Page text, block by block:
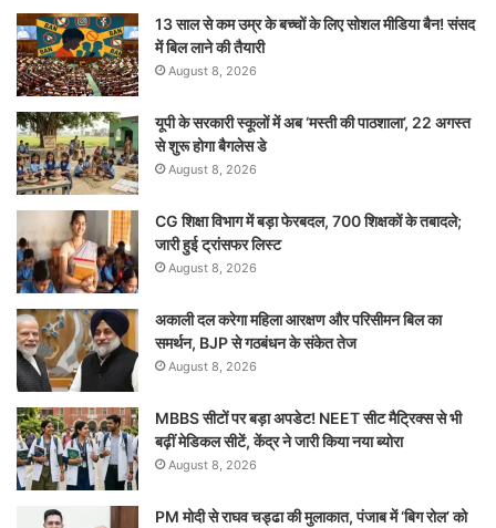
13 साल से कम उम्र के बच्चों के लिए सोशल मीडिया बैन! संसद
में बिल लाने की तैयारी
August 8, 2026
यूपी के सरकारी स्कूलों में अब ‘मस्ती की पाठशाला’, 22 अगस्त
से शुरू होगा बैगलेस डे
August 8, 2026
CG शिक्षा विभाग में बड़ा फेरबदल, 700 शिक्षकों के तबादले;
जारी हुई ट्रांसफर लिस्ट
August 8, 2026
अकाली दल करेगा महिला आरक्षण और परिसीमन बिल का
समर्थन, BJP से गठबंधन के संकेत तेज
August 8, 2026
MBBS सीटों पर बड़ा अपडेट! NEET सीट मैट्रिक्स से भी
बढ़ीं मेडिकल सीटें, केंद्र ने जारी किया नया ब्योरा
August 8, 2026
PM मोदी से राघव चड्ढा की मुलाकात, पंजाब में ‘बिग रोल’ को